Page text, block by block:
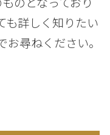
も詳しく知りたい
尋ねください。